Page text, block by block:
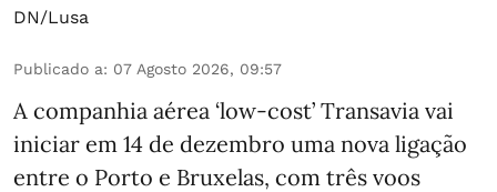
DN/Lusa
Publicado a: 07 Agosto 2026, 09:57
A companhia aérea ‘low-cost’ Transavia vai
iniciar em 14 de dezembro uma nova ligação
entre o Porto e Bruxelas, com três voos